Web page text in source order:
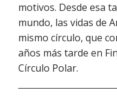
motivos. Desde esa
mundo, las vidas de
mismo círculo, que
años más tarde en
Círculo Polar.